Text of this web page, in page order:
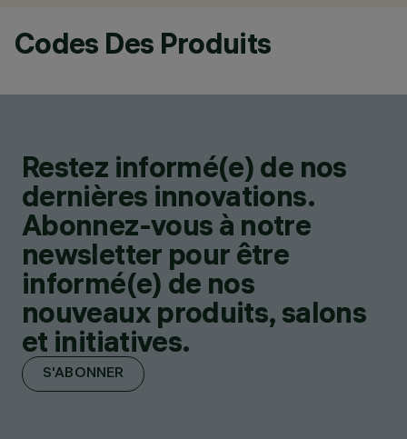
Codes Des Produits
Restez informé(e) de nos
dernières innovations.
Abonnez-vous à notre
newsletter pour être
informé(e) de nos
nouveaux produits, salons
et initiatives.
S'ABONNER